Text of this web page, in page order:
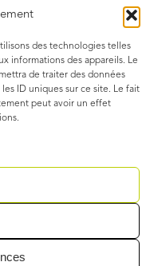
des technologies telles
informations des appareils. Le
de traiter des données
ID uniques sur ce site. Le fait
peut avoir un effet